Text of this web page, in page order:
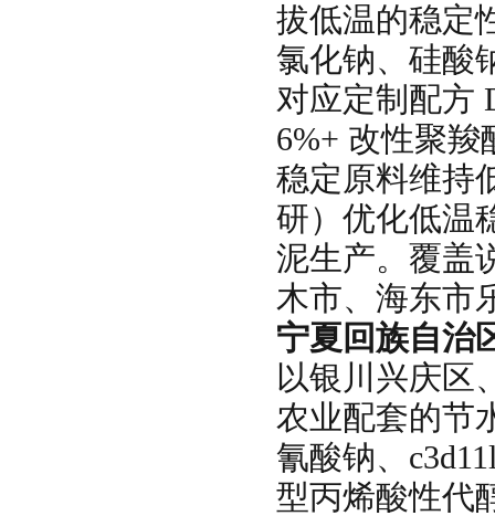
拔低温的稳定
氯化钠、硅酸
对应定制配方
6%+ 改性聚羧
稳定原料维持
研）优化低温
泥生产。覆盖
木市、海东市
宁夏回族自治
以银川兴庆区
农业配套的节
氰酸钠、
型丙烯酸性代